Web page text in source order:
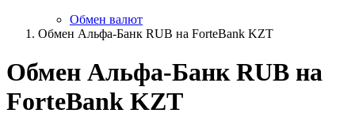
Обмен валют
Обмен Альфа-Банк RUB на ForteBank KZT
Обмен Альфа-Банк RUB на
ForteBank KZT